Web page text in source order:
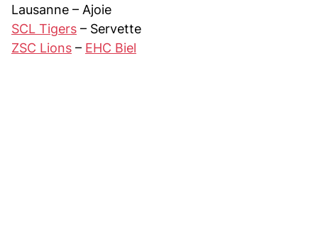
Lausanne – Ajoie
SCL Tigers – Servette
ZSC Lions – EHC Biel